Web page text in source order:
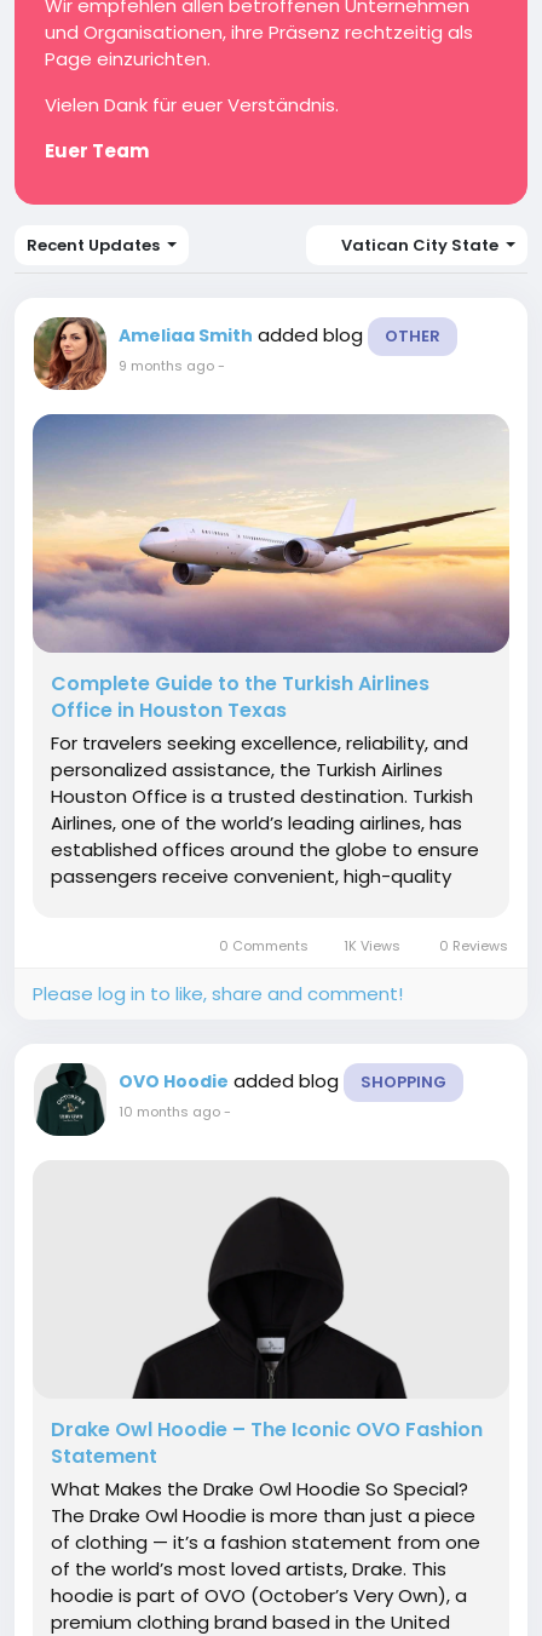
Wir empfehlen allen betroffenen Unternehmen
und Organisationen, ihre Präsenz rechtzeitig als
Page einzurichten.
Vielen Dank für euer Verständnis.
Euer Team
Recent Updates Vatican City State
Ameliaa Smith added blog OTHER
9 months ago-
Complete Guide to the Turkish Airlines
Office in Houston Texas
For travelers seeking excellence, reliability, and
personalized assistance, the Turkish Airlines
Houston Office is a trusted destination. Turkish
Airlines, one of the world’s leading airlines, has
established offices around the globe to ensure
passengers receive convenient, high-quality
0 Comments 1K Views 0 Reviews
Please log in to like, share and comment!
OVO Hoodie added blog SHOPPING
10 months ago-
Drake Owl Hoodie – The Iconic OVO Fashion
Statement
What Makes the Drake Owl Hoodie So Special?
The Drake Owl Hoodie is more than just a piece
of clothing — it’s a fashion statement from one
of the world’s most loved artists, Drake. This
hoodie is part of OVO (October’s Very Own), a
premium clothing brand based in the United